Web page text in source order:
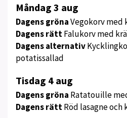
Meny
för
vecka
32
Måndag 3 aug
Dagens grönaVegokorv med
Dagens rättFalukorv med
Dagens alternativ
potatissallad
Tisdag 4 aug
Dagens gröna Ratatouille
Dagens rättRöd lasagne och